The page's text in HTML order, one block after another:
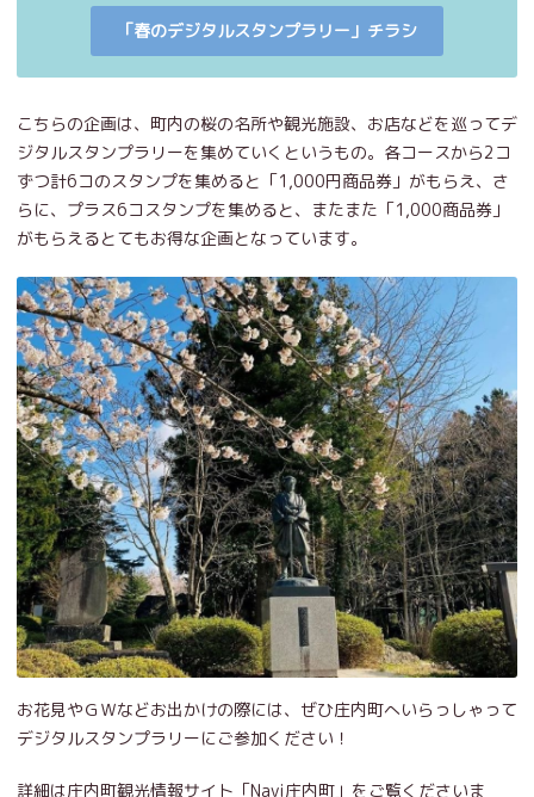
「春のデジタルスタンプラリー」チラシ
こちらの企画は、町内の桜の名所や観光施設、お店などを巡ってデ
ジタルスタンプラリーを集めていくというもの。各コースから2コ
ずつ計6コのスタンプを集めると「1,000円商品券」がもらえ、さ
らに、プラス6コスタンプを集めると、またまた「1,000商品券」
がもらえるとてもお得な企画となっています。
お花見やＧＷなどお出かけの際には、ぜひ庄内町へいらっしゃって
デジタルスタンプラリーにご参加ください！
詳細は庄内町観光情報サイト「Navi庄内町」をご覧くださいま